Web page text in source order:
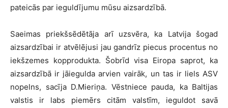
pateicās par ieguldījumu mūsu aizsardzībā.
Saeimas priekšsēdētāja arī uzsvēra, ka Latvija šogad
aizsardzībai ir atvēlējusi jau gandrīz piecus procentus no
iekšzemes kopprodukta. Šobrīd visa Eiropa saprot, ka
aizsardzībā ir jāiegulda arvien vairāk, un tas ir liels ASV
nopelns, sacīja D.Mieriņa. Vēstniece pauda, ka Baltijas
valstis ir labs piemērs citām valstīm, ieguldot savā